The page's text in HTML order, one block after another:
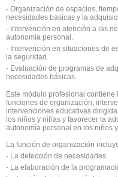
- Organización de espacios,
necesidades básicas y la
- Intervención en atención a las
autonomía personal.
- Intervención en situaciones de
la seguridad.
- Evaluación de programas de
necesidades básicas.
Este módulo profesional
funciones de organización,
intervenciones educativas
los niños y niñas y favorecer la
autonomía personal en los niños
La función de organización
- La detección de necesidades.
- La elaboración de la